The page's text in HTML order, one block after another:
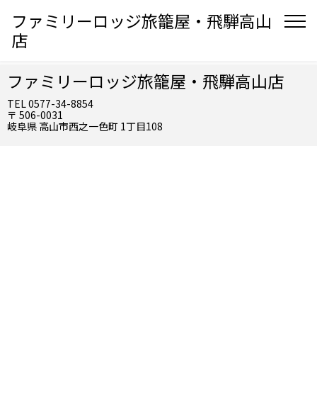
ファミリーロッジ旅籠屋・飛騨高山
店
ファミリーロッジ旅籠屋・飛騨高山店
TEL 0577-34-8854
〒 506-0031
岐阜県 高山市西之一色町 1丁目108